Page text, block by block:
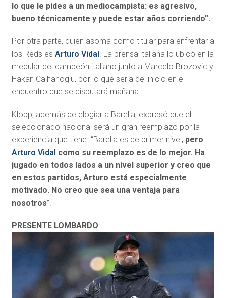
lo que le pides a un mediocampista: es agresivo,
bueno técnicamente y puede estar años corriendo”.
Por otra parte, quien asoma como titular para enfrentar a
los Reds es Arturo Vidal . La prensa italiana lo ubicó en la
medular del campeón italiano junto a Marcelo Brozovic y
Hakan Calhanoglu, por lo que sería del inicio en el
encuentro que se disputará mañana.
Klopp, además de elogiar a Barella, expresó que el
seleccionado nacional será un gran reemplazo por la
experiencia que tiene. “Barella es de primer nivel, pero
Arturo Vidal como su reemplazo es de lo mejor. Ha
jugado en todos lados a un nivel superior y creo que
en estos partidos, Arturo está especialmente
motivado. No creo que sea una ventaja para
nosotros”.
PRESENTE LOMBARDO